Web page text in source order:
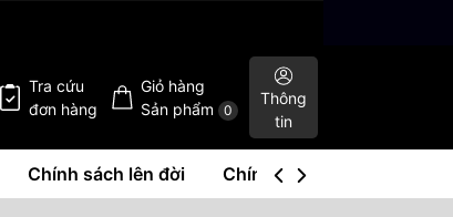
Tra cứu
đơn hàng
Giỏ hàng
Sản phẩm
0
Thông
tin
Chính sách lên đời Chính sách mua lại